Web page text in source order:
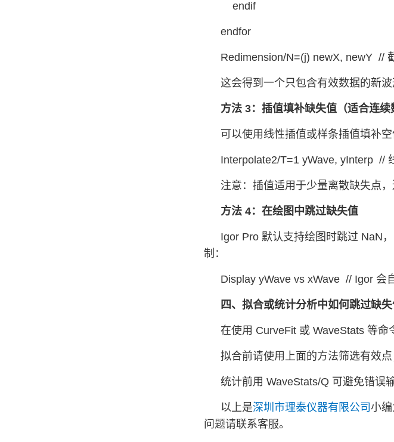
endif
endfor
Redimension/N=(j) newX, newY //
这会得到一个只包含有效数据的新波
方法 3：插值填补缺失值（适合连续
可以使用线性插值或样条插值填补空
Interpolate2/T=1 yWave, yInterp //
注意：插值适用于少量离散缺失点，
方法 4：在绘图中跳过缺失值
Igor Pro 默认支持绘图时跳过 NaN
制：
Display yWave vs xWave // Igor 会
四、拟合或统计分析中如何跳过缺
在使用 CurveFit 或 WaveStats 等命
拟合前请使用上面的方法筛选有效点
统计前用 WaveStats/Q 可避免错误
以上是深圳市理泰仪器有限公司 小
问题请联系客服。